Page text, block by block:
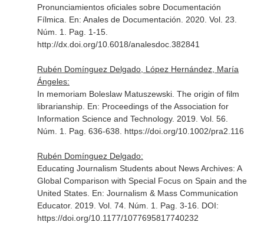
Pronunciamientos oficiales sobre Documentación
Fílmica. En: Anales de Documentación . 2020. Vol. 23.
Núm. 1. Pag. 1-15.
http://dx.doi.org/10.6018/analesdoc.382841
Rubén Domínguez Delgado, López Hernández, María
Ángeles:
In memoriam Boleslaw Matuszewski. The origin of film
librarianship. En: Proceedings of the Association for
Information Science and Technology. 2019. Vol. 56.
Núm. 1. Pag. 636-638. https://doi.org/10.1002/pra2.116
Rubén Domínguez Delgado:
Educating Journalism Students about News Archives: A
Global Comparison with Special Focus on Spain and the
United States. En: Journalism & Mass Communication
Educator. 2019. Vol. 74. Núm. 1. Pag. 3-16. DOI:
https://doi.org/10.1177/1077695817740232